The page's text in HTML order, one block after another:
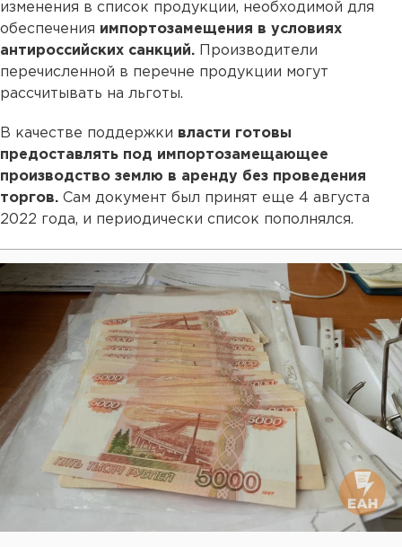
изменения в список продукции, необходимой для
обеспечения импортозамещения в условиях
антироссийских санкций.
Производители
перечисленной в перечне продукции могут
рассчитывать на льготы.
В качестве поддержки власти готовы
предоставлять под импортозамещающее
производство землю в аренду без проведения
торгов. Сам документ был принят еще 4 августа
2022 года, и периодически список пополнялся.